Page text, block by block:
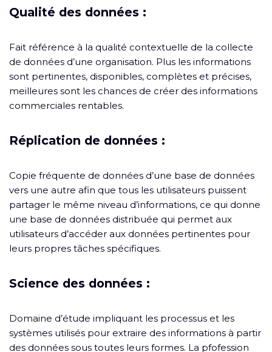
Qualité des données :
Fait référence à la qualité contextuelle de la collecte
de données d’une organisation. Plus les informations
sont pertinentes, disponibles, complètes et précises,
meilleures sont les chances de créer des informations
commerciales rentables.
Réplication de données :
Copie fréquente de données d’une base de données
vers une autre afin que tous les utilisateurs puissent
partager le même niveau d’informations, ce qui donne
une base de données distribuée qui permet aux
utilisateurs d’accéder aux données pertinentes pour
leurs propres tâches spécifiques.
Science des données :
Domaine d’étude impliquant les processus et les
systèmes utilisés pour extraire des informations à partir
des données sous toutes leurs formes. La pfofession